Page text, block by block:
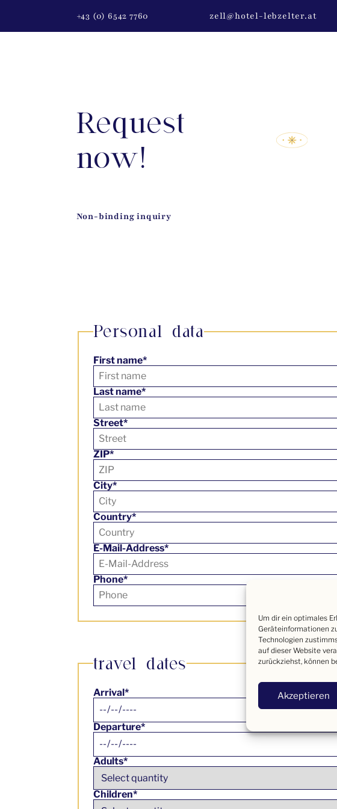
Um dir ein optimales
Geräteinformationen
Technologien
auf dieser Website
zurückziehst, können
Akzeptieren
+43 (0) 6542 7760 zell@hotel-lebzelter.at
Request
now!
Non-binding inquiry
Personal data
First name*
Last name*
Street*
ZIP*
City*
Country*
E-Mail-Address*
Phone*
travel dates
Arrival*
Departure*
Adults*
Children*